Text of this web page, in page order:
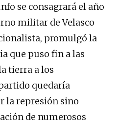
se consagrará el año
militar de Velasco
promulgó la
que puso fin a las
tierra a los
quedaría
la represión sino
de numerosos